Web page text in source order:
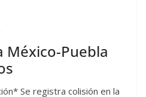
México-Puebla
Se registra colisión en la